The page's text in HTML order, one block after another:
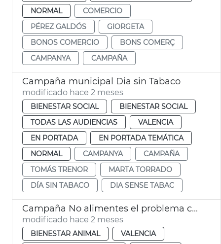
NORMAL
COMERCIO
PÉREZ GALDÓS
GIORGETA
BONOS COMERCIO
BONS COMERÇ
CAMPANYA
CAMPAÑA
Campaña municipal Dia sin Tabaco
modificado hace 2 meses
BIENESTAR SOCIAL
BIENESTAR SOCIAL
TODAS LAS AUDIENCIAS
VALENCIA
EN PORTADA
EN PORTADA TEMÁTICA
NORMAL
CAMPANYA
CAMPAÑA
TOMÁS TRENOR
MARTA TORRADO
DÍA SIN TABACO
DIA SENSE TABAC
Campaña No alimentes el problema coloms València
modificado hace 2 meses
BIENESTAR ANIMAL
VALENCIA